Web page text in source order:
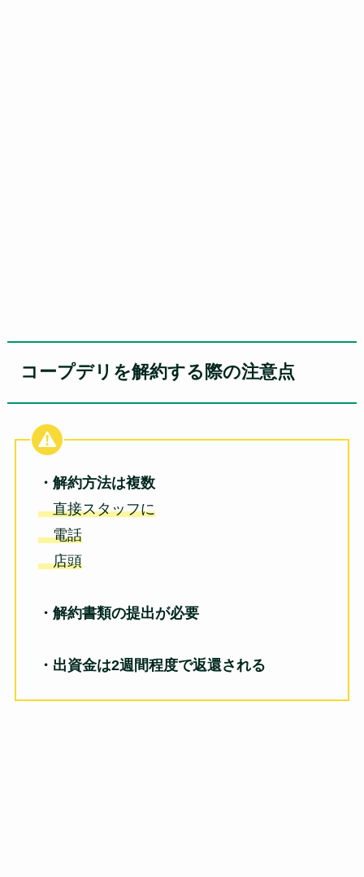
コープデリを解約する際の注意点
・解約方法は複数
直接スタッフに
電話
店頭
・解約書類の提出が必要
・出資金は2週間程度で返還される